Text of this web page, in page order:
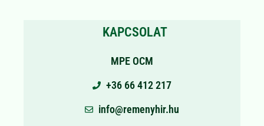
KAPCSOLAT
MPE OCM
+36 66 412 217
info@remenyhir.hu